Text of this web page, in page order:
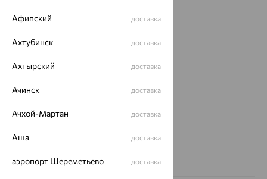
Покупателям
О нас
ул. Зегеля, 27/2
8 (800) 250-02-30
Афипский доставка
Ахтубинск доставка
Ахтырский доставка
Ачинск доставка
Ачхой-Мартан доставка
Аша доставка
аэропорт Шереметьево доставка